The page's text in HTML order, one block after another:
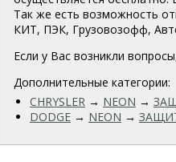
Так же есть возможность
КИТ, ПЭК, Грузовозофф,
Если у Вас возникли
Дополнительные категории:
CHRYSLER → NEON →
DODGE → NEON →